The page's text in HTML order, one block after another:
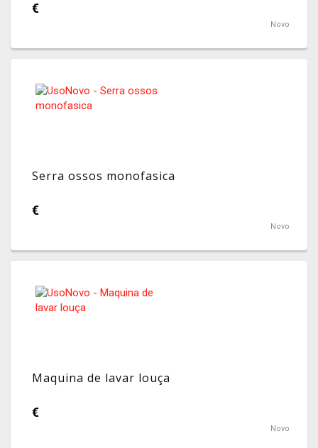
€
Novo
Serra ossos monofasica
€
Novo
Maquina de lavar louça
€
Novo